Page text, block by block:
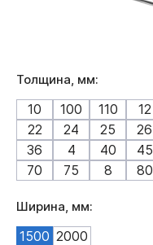
Толщина, мм:
10 100 110 12
22
24 25 26
36
4 40 45
70
75 8 80
Ширина, мм:
1500 2000